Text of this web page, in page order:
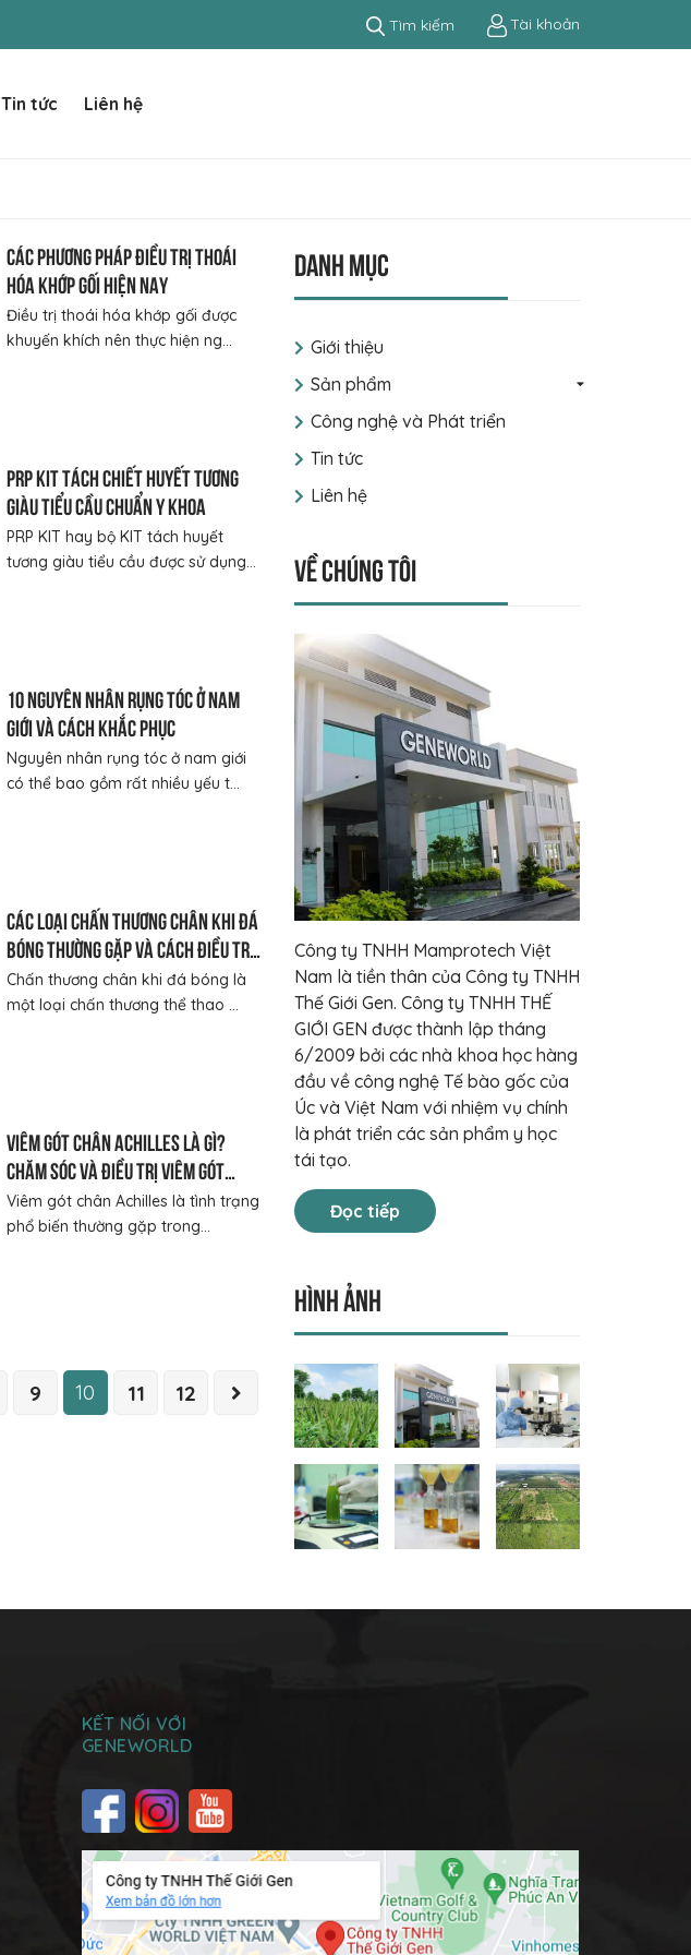
Tìm kiếm Tài khoản
Tin tức Liên hệ
Các phương pháp điều trị thoái
hóa khớp gối hiện nay
Điều trị thoái hóa khớp gối được
khuyến khích nên thực hiện ng...
PRP KIT tách chiết huyết tương
giàu tiểu cầu chuẩn y khoa
PRP KIT hay bộ KIT tách huyết
tương giàu tiểu cầu được sử dụng...
10 nguyên nhân rụng tóc ở nam
giới và cách khắc phục
Nguyên nhân rụng tóc ở nam giới
có thể bao gồm rất nhiều yếu t...
Các loại chấn thương chân khi đá
bóng thường gặp và cách điều trị
hiệu quả
Chấn thương chân khi đá bóng là
một loại chấn thương thể thao ...
Viêm gót chân Achilles là gì?
Chăm sóc và điều trị viêm gót
chân hiệu quả
Viêm gót chân Achilles là tình trạng
phổ biến thường gặp trong...
9 10 11 12
Danh mục
Giới thiệu
Sản phẩm
Công nghệ và Phát triển
Tin tức
Liên hệ
Về chúng tôi
Công ty TNHH Mamprotech Việt
Nam là tiền thân của Công ty TNHH
Thế Giới Gen. Công ty TNHH THẾ
GIỚI GEN được thành lập tháng
6/2009 bởi các nhà khoa học hàng
đầu về công nghệ Tế bào gốc của
Úc và Việt Nam với nhiệm vụ chính
là phát triển các sản phẩm y học
tái tạo.
Đọc tiếp
Hình ảnh
KẾT NỐI VỚI
GENEWORLD